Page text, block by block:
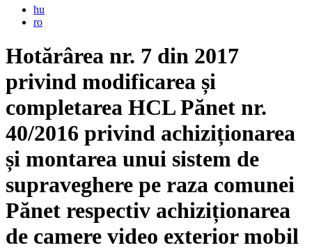
hu
ro
Hotărârea nr. 7 din 2017
privind modificarea și
completarea HCL Pănet nr.
40/2016 privind achiziționarea
și montarea unui sistem de
supraveghere pe raza comunei
Pănet respectiv achiziționarea
de camere video exterior mobil